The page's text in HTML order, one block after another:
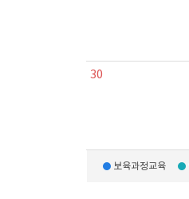
30
보육과정교육